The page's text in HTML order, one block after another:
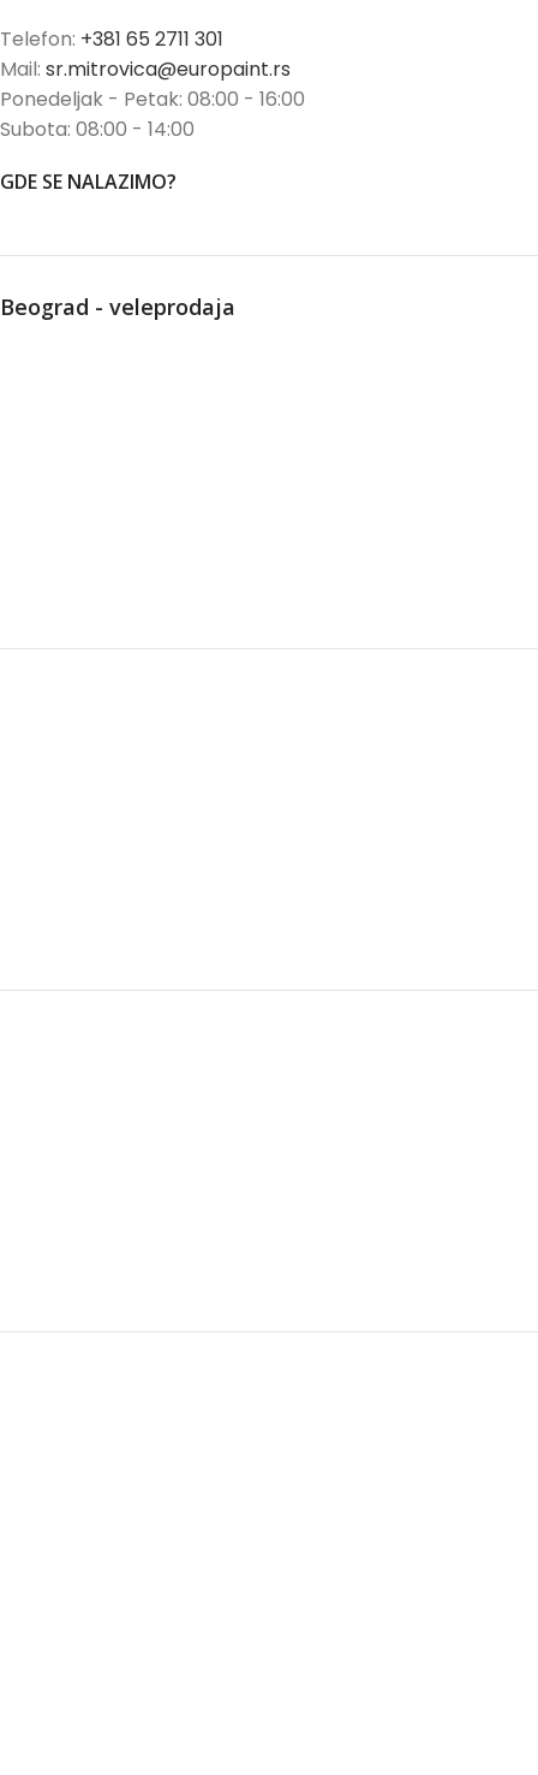
Telefon: +381 65 2711 301
Mail: sr.mitrovica@europaint.rs
Ponedeljak - Petak: 08:00 - 16:00
Subota: 08:00 - 14:00
GDE SE NALAZIMO?
Beograd - veleprodaja